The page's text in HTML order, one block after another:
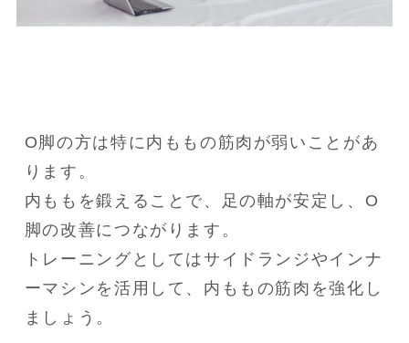
O脚の方は特に内ももの筋肉が弱いことがあ
ります。
内ももを鍛えることで、足の軸が安定し、O
脚の改善につながります。
トレーニングとしてはサイドランジやインナ
ーマシンを活用して、内ももの筋肉を強化し
ましょう。